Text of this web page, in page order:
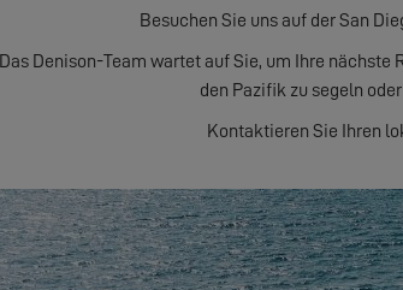
Besuchen Sie uns auf der San
Das Denison-Team wartet auf Sie, um Ihre
den Pazifik zu segeln
Kontaktieren Sie Ihren